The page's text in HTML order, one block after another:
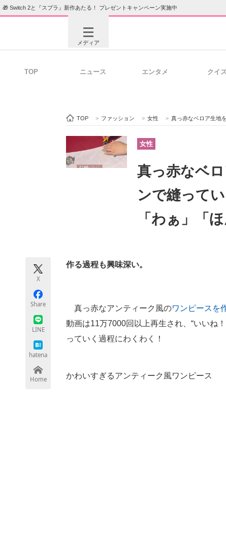
🎁 Switch 2と『スプラ』新作あたる！ プレゼントキャンペーン実施中
メディア
ビジネスと働き方のヒント
TOP ニュース エンタメ クイ
TOP > ファッション > 女性 > 真っ赤なベロア生地を
女性
真っ赤なベ
ンで縫って
「わぁ」「
X
Share
LINE
hatena
Home
作る過程も興味深い。
真っ赤なアンティーク風のワンピースを
動画は11万7000回以上再生され、“いいね
っていく過程にわくわく！
かわいすぎるアンティーク風ワンピース